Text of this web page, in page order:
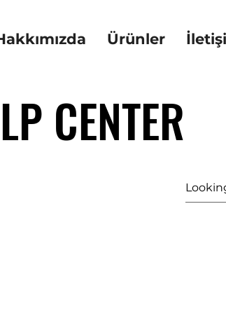
Ürünler
CENTER